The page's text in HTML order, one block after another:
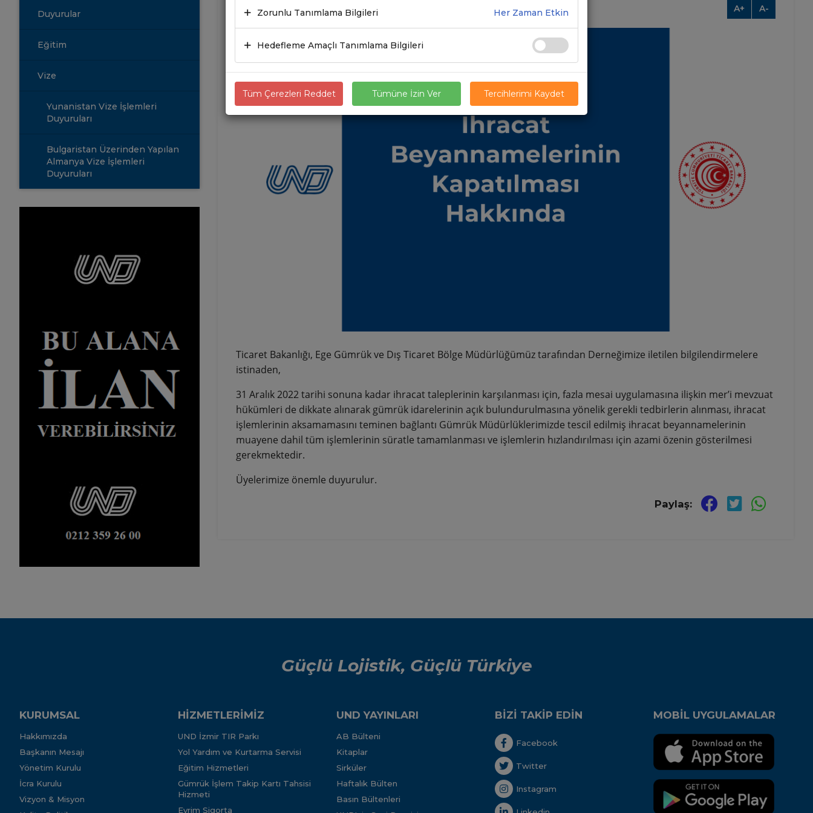
Duyurular
Eğitim
Vize
Yunanistan Vize İşlemleri
Duyuruları
Bulgaristan Üzerinden Yapılan
Almanya Vize İşlemleri
Duyuruları
30.12.2022 A+ A-
Ticaret Bakanlığı, Ege Gümrük ve Dış Ticaret Bölge Müdürlüğümüz tarafından Derneğimize iletilen bilgilendirmelere
istinaden,
31 Aralık 2022 tarihi sonuna kadar ihracat taleplerinin karşılanması için, fazla mesai uygulamasına ilişkin mer’i mevzuat
hükümleri de dikkate alınarak gümrük idarelerinin açık bulundurulmasına yönelik gerekli tedbirlerin alınması, ihracat
işlemlerinin aksamamasını teminen bağlantı Gümrük Müdürlüklerimizde tescil edilmiş ihracat beyannamelerinin
muayene dahil tüm işlemlerinin süratle tamamlanması ve işlemlerin hızlandırılması için azami özenin gösterilmesi
gerekmektedir.
Üyelerimize önemle duyurulur.
Paylaş:
Güçlü Lojistik, Güçlü Türkiye
KURUMSAL
Hakkımızda
Başkanın Mesajı
Yönetim Kurulu
İcra Kurulu
Vizyon & Misyon
HİZMETLERİMİZ
UND İzmir TIR Parkı
Yol Yardım ve Kurtarma Servisi
Eğitim Hizmetleri
Gümrük İşlem Takip Kartı Tahsisi
Hizmeti
Evrim Sigorta
UND YAYINLARI
AB Bülteni
Kitaplar
Sirküler
Haftalık Bülten
Basın Bültenleri
BİZİ TAKİP EDİN
Facebook
Twitter
Instagram
MOBİL UYGULAMALAR
Zorunlu Tanımlama Bilgileri Her Zaman Etkin
Hedefleme Amaçlı Tanımlama Bilgileri
Tüm Çerezleri Reddet Tümüne İzin Ver Tercihlerimi Kaydet